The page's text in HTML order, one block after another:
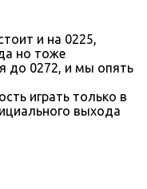
и на 0225,
но тоже
до 0272, и мы опять
играть только в
выхода